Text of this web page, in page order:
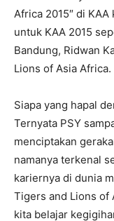
Africa 2015″ di KAA
untuk KAA 2015
Bandung, Ridwan
Lions of Asia Africa.
Siapa yang hapal
Ternyata PSY
menciptakan
namanya terkenal
kariernya di dunia
Tigers and Lions of
kita belajar